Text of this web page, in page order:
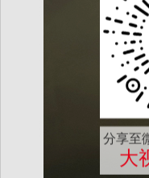
分享至
大